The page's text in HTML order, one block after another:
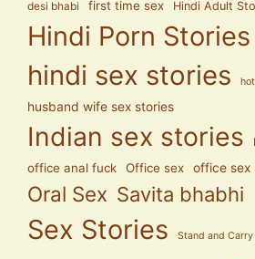
desi bhabi
first time sex Hindi Adult
Hindi Porn Stories
hindi sex stories
husband wife sex stories
Indian sex stories
office anal fuck Office sex office sex
Oral Sex Savita bhabhi
Sex Stories Stand and Carry